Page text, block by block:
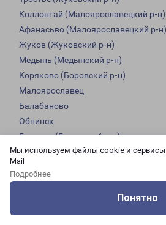
Мы используем файлы cookie и сервисы
Mail
Подробнее
Понятно
Коллонтай (Малоярославецкий р-н)
Афанасьво (Малоярославецкий р-н)
Жуков (Жуковский р-н)
Медынь (Медынский р-н)
Коряково (Боровский р-н)
Малоярославец
Балабаново
Обнинск
Боровск (Боровский р-н)
Доставка по
Из филиала в Ставропольском крае